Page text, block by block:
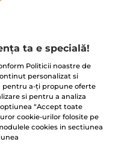
de hectarede
pe care se practică
ecologică
ta e specială!
Politicii noastre de
personalizat si
a-ți propune oferte
si pentru a analiza
“Accept toate
cookie-urilor folosite pe
cookies in sectiunea